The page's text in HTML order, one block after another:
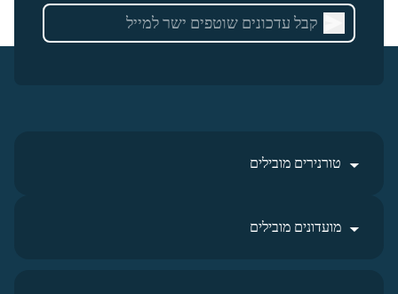
טורנירים מובילים
מועדונים מובילים